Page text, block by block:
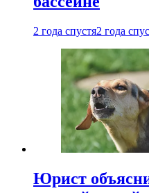
2 года спустя2 года
Юрист